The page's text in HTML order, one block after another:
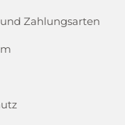
Zahlungsarten